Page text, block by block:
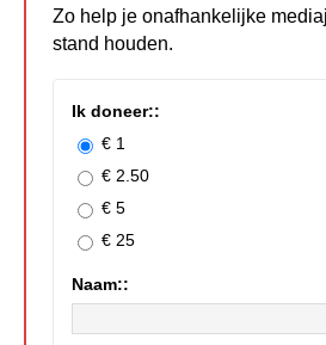
Zo help je onafhankelijke
stand houden.
Ik doneer::
€ 1
€ 2.50
€ 5
€ 25
Naam::